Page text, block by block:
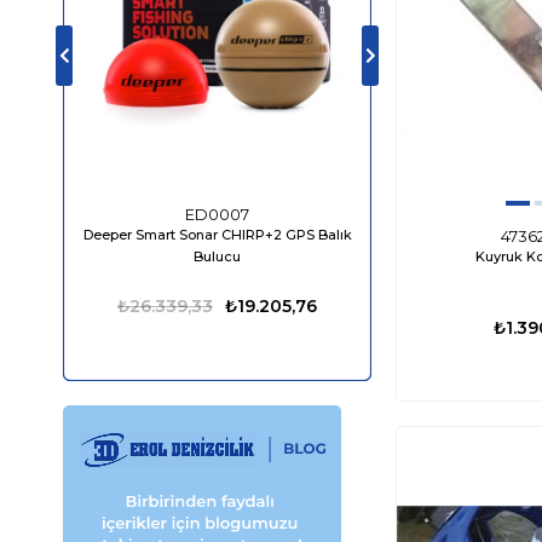
ED0007
Deeper Smart Sonar CHIRP+2 GPS Balık
Bulucu
₺19.205,76
₺26.339,33
Bluefin LED Piranha
1610
Kuyruk